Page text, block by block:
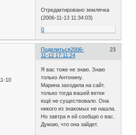
Отредактировано землячка
(2006-11-13 11:34:03)
0
Поделиться 23
2006-
11-12 17:11:24
10
Я вас тоже не знаю. Знаю
только Антонину.
Марина заходила на сайт.
только тогда вашей ветки
ещё не существовало. Она
никого из знакомых не нашла.
Но завтра я ей сообщю о вас.
Думаю, что она зайдет.